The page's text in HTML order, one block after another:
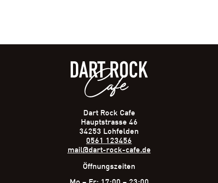
Dart Rock Cafe
Hauptstrasse 46
34253 Lohfelden
0561 123456
mail@dart-rock-cafe.de
Öffnungszeiten